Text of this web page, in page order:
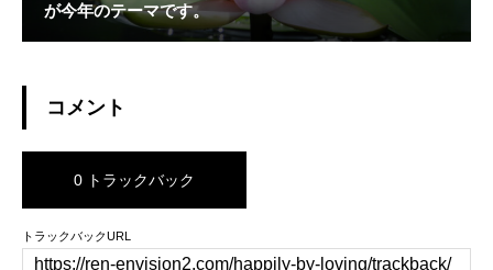
が今年のテーマです。
コメント
0 トラックバック
トラックバックURL